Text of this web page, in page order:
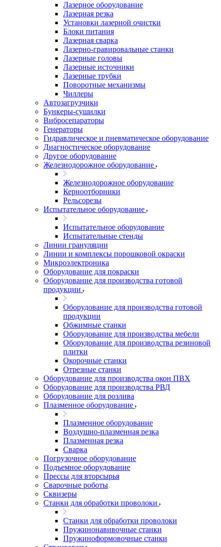
Лазерное оборудование
Лазерная резка
Установки лазерной очистки
Блоки питания
Лазерная сварка
Лазерно-гравировальные станки
Лазерные головы
Лазерные источники
Лазерные трубки
Поворотные механизмы
Чиллеры
Автозагрузчики
Бункеры-сушилки
Вибросепараторы
Генераторы
Гидравлическое и пневматическое оборудование
Диагностическое оборудование
Другое оборудование
Железнодорожное оборудование
Железнодорожное оборудование
Керноотборники
Рельсорезы
Испытательное оборудование
Испытательное оборудование
Испытательные стенды
Линии грануляции
Линии и комплексы порошковой окраски
Микроэлектроника
Оборудование для покраски
Оборудование для производства готовой
продукции
Оборудование для производства готовой
продукции
Обжимные станки
Оборудование для производства мебели
Оборудование для производства резиновой
плитки
Окорочные станки
Отрезные станки
Оборудование для производства окон ПВХ
Оборудование для производства РВД
Оборудование для розлива
Плазменное оборудование
Плазменное оборудование
Воздушно-плазменная резка
Плазменная резка
Сварка
Погрузочное оборудование
Подъемное оборудование
Прессы для вторсырья
Сварочные роботы
Сквизеры
Станки для обработки проволоки
Станки для обработки проволоки
Пружинонавивочные станки
Пружиноформовочные станки